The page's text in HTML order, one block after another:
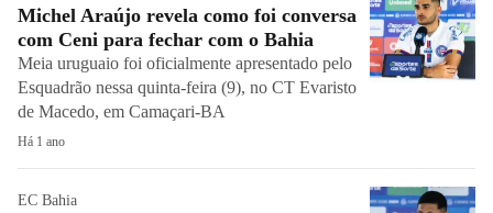
Michel Araújo revela como foi conversa
com Ceni para fechar com o Bahia
Meia uruguaio foi oficialmente apresentado pelo
Esquadrão nessa quinta-feira (9), no CT Evaristo
de Macedo, em Camaçari-BA
Há 1 ano
EC Bahia